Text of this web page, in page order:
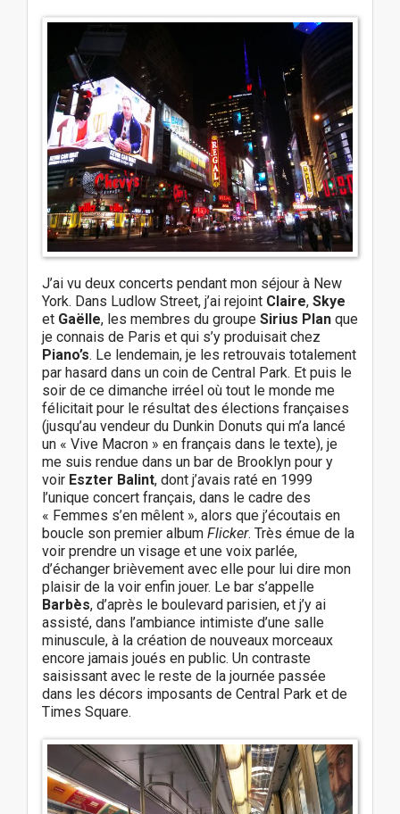
J’ai vu deux concerts pendant mon séjour à New
York. Dans Ludlow Street, j’ai rejoint Claire, Skye
et Gaëlle, les membres du groupe Sirius Plan que
je connais de Paris et qui s’y produisait chez
Piano’s. Le lendemain, je les retrouvais totalement
par hasard dans un coin de Central Park. Et puis le
soir de ce dimanche irréel où tout le monde me
félicitait pour le résultat des élections françaises
(jusqu’au vendeur du Dunkin Donuts qui m’a lancé
un « Vive Macron » en français dans le texte), je
me suis rendue dans un bar de Brooklyn pour y
voir Eszter Balint, dont j’avais raté en 1999
l’unique concert français, dans le cadre des
« Femmes s’en mêlent », alors que j’écoutais en
boucle son premier album Flicker. Très émue de la
voir prendre un visage et une voix parlée,
d’échanger brièvement avec elle pour lui dire mon
plaisir de la voir enfin jouer. Le bar s’appelle
Barbès, d’après le boulevard parisien, et j’y ai
assisté, dans l’ambiance intimiste d’une salle
minuscule, à la création de nouveaux morceaux
encore jamais joués en public. Un contraste
saisissant avec le reste de la journée passée
dans les décors imposants de Central Park et de
Times Square.